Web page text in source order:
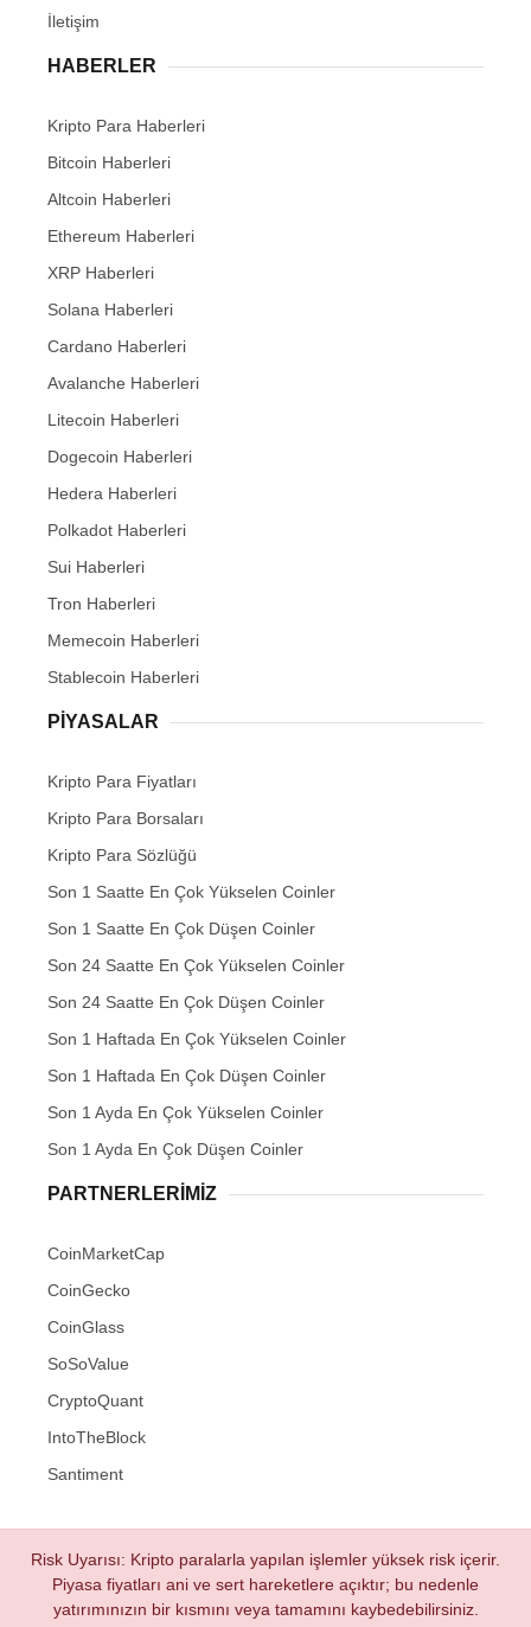
İletişim
HABERLER
Kripto Para Haberleri
Bitcoin Haberleri
Altcoin Haberleri
Ethereum Haberleri
XRP Haberleri
Solana Haberleri
Cardano Haberleri
Avalanche Haberleri
Litecoin Haberleri
Dogecoin Haberleri
Hedera Haberleri
Polkadot Haberleri
Sui Haberleri
Tron Haberleri
Memecoin Haberleri
Stablecoin Haberleri
PIYASALAR
Kripto Para Fiyatları
Kripto Para Borsaları
Kripto Para Sözlüğü
Son 1 Saatte En Çok Yükselen Coinler
Son 1 Saatte En Çok Düşen Coinler
Son 24 Saatte En Çok Yükselen Coinler
Son 24 Saatte En Çok Düşen Coinler
Son 1 Haftada En Çok Yükselen Coinler
Son 1 Haftada En Çok Düşen Coinler
Son 1 Ayda En Çok Yükselen Coinler
Son 1 Ayda En Çok Düşen Coinler
PARTNERLERIMIZ
CoinMarketCap
CoinGecko
CoinGlass
SoSoValue
CryptoQuant
IntoTheBlock
Santiment
Risk Uyarısı: Kripto paralarla yapılan işlemler yüksek risk içerir.
Piyasa fiyatları ani ve sert hareketlere açıktır; bu nedenle
yatırımınızın bir kısmını veya tamamını kaybedebilirsiniz.